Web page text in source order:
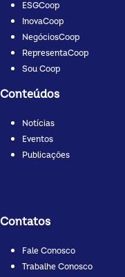
ESGCoop
InovaCoop
NegóciosCoop
RepresentaCoop
Sou Coop
Conteúdos
Notícias
Eventos
Publicações
Contatos
Fale Conosco
Trabalhe Conosco